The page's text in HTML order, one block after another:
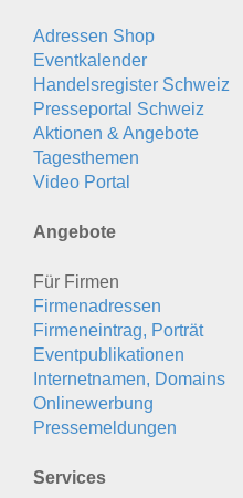
Adressen Shop
Eventkalender
Handelsregister Schweiz
Presseportal Schweiz
Aktionen & Angebote
Tagesthemen
Video Portal
Angebote
Für Firmen
Firmenadressen
Firmeneintrag, Porträt
Eventpublikationen
Internetnamen, Domains
Onlinewerbung
Pressemeldungen
Services